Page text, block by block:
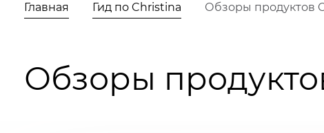
Главная Гид по Christina Обзоры продуктов
Обзоры